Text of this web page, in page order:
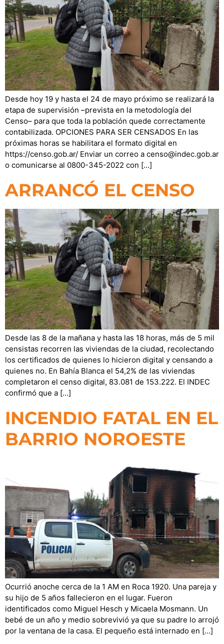
Desde hoy 19 y hasta el 24 de mayo próximo se realizará la
etapa de supervisión ­–prevista en la metodología del
Censo­– para que toda la población quede correctamente
contabilizada. OPCIONES PARA SER CENSADOS En las
próximas horas se habilitara el formato digital en
https://censo.gob.ar/ Enviar un correo a censo@indec.gob.ar
o comunicarse al 0800-345-2022 con […]
ARRANCÓ EL CENSO
Desde las 8 de la mañana y hasta las 18 horas, más de 5 mil
censistas recorren las viviendas de la ciudad, recolectando
los certificados de quienes lo hicieron digital y censando a
quienes no. En Bahía Blanca el 54,2% de las viviendas
completaron el censo digital, 83.081 de 153.222. El INDEC
confirmó que a […]
INCENDIO FATAL EN EL
BARRIO NOROESTE
Ocurrió anoche cerca de la 1 AM en Roca 1920. Una pareja y
su hijo de 5 años fallecieron en el lugar. Fueron
identificados como Miguel Hesch y Micaela Mosmann. Un
bebé de un año y medio sobrevivió ya que su padre lo arrojó
por la ventana de la casa. El pequeño está internado en […]